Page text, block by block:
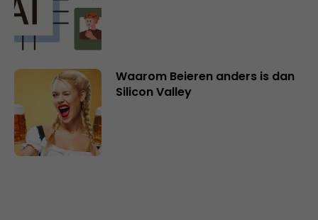
Waarom Beieren anders is dan
Silicon Valley